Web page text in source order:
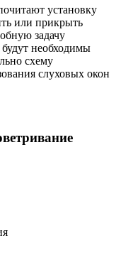
установку
или прикрыть
задачу
будут необходимы
схему
слуховых окон